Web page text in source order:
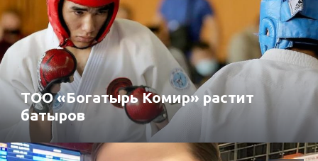
ТОО «Богатырь Комир» растит
батыров